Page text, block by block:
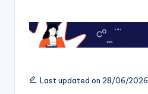
Last updated on 28/06/2026